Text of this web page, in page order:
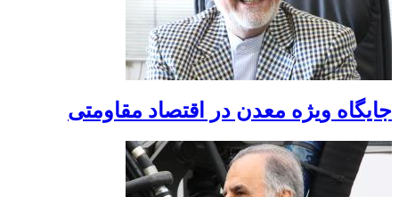
جایگاه ویژه معدن در اقتصاد مقاومتی